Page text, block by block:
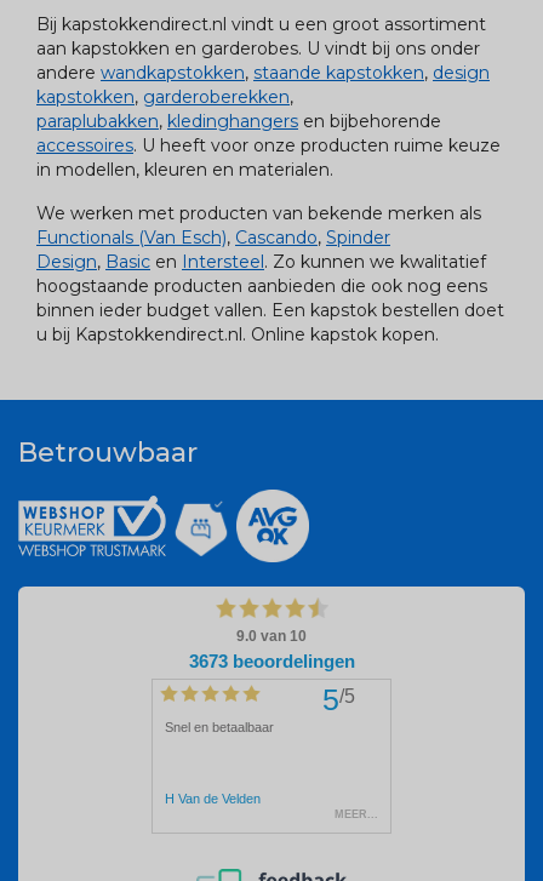
Bij kapstokkendirect.nl vindt u een groot assortiment
aan kapstokken en garderobes. U vindt bij ons onder
andere wandkapstokken, staande kapstokken, design
kapstokken, garderoberekken,
paraplubakken, kledinghangers en bijbehorende
accessoires. U heeft voor onze producten ruime keuze
in modellen, kleuren en materialen.
We werken met producten van bekende merken als
Functionals (Van Esch), Cascando, Spinder
Design, Basic en Intersteel . Zo kunnen we kwalitatief
hoogstaande producten aanbieden die ook nog eens
binnen ieder budget vallen. Een kapstok bestellen doet
u bij Kapstokkendirect.nl. Online kapstok kopen.
Betrouwbaar